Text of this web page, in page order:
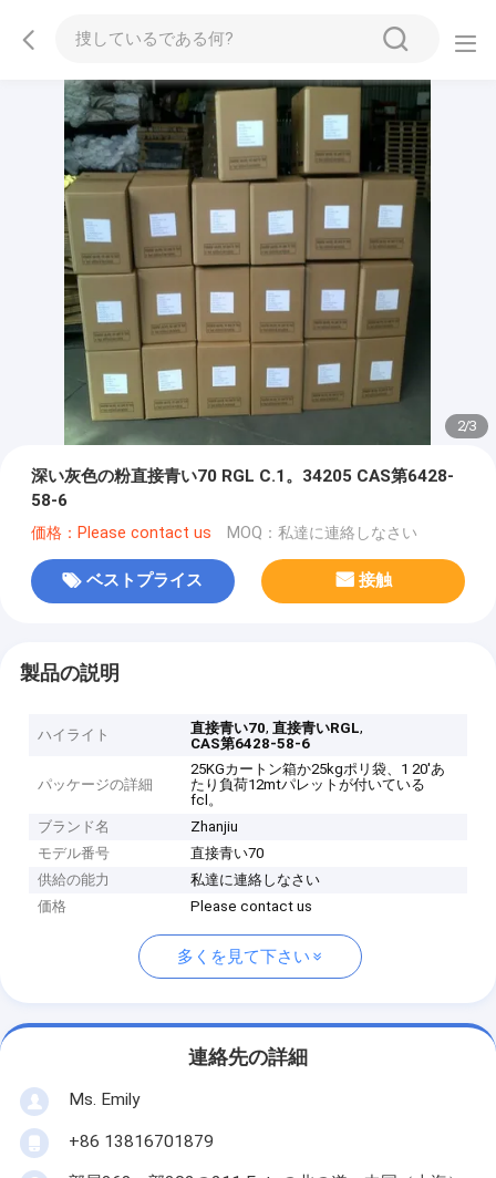
2/3
深い灰色の粉直接青い70 RGL C.1。34205 CAS第6428-
58-6
価格：Please contact us MOQ：私達に連絡しなさい
ベストプライス 接触
製品の説明
ハイライト 直接青い70,直接青いRGL,
CAS第6428-58-6
パッケージの詳細
25KGカートン箱か25kgポリ袋、1 20'あ
たり負荷12mtパレットが付いている
fcl。
ブランド名
Zhanjiu
モデル番号
直接青い70
供給の能力
私達に連絡しなさい
価格
Please contact us
多くを見て下さい
連絡先の詳細
Ms. Emily
+86 13816701879